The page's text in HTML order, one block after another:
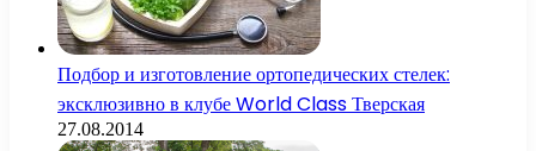
Подбор и изготовление ортопедических стелек:
эксклюзивно в клубе World Class Тверская
27.08.2014